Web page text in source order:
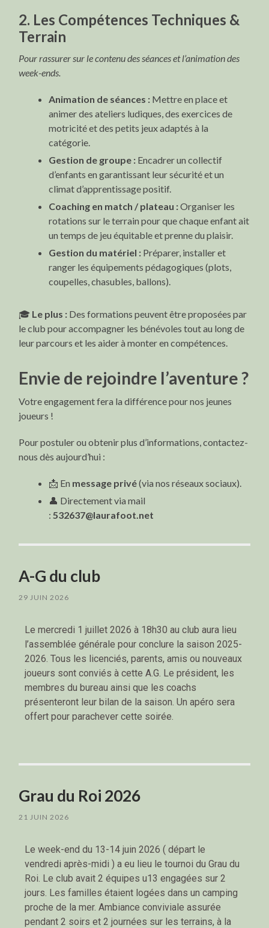
2. Les Compétences Techniques &
Terrain
Pour rassurer sur le contenu des séances et l’animation des
week-ends.
Animation de séances : Mettre en place et
animer des ateliers ludiques, des exercices de
motricité et des petits jeux adaptés à la
catégorie.
Gestion de groupe : Encadrer un collectif
d’enfants en garantissant leur sécurité et un
climat d’apprentissage positif.
Coaching en match / plateau :Organiser les
rotations sur le terrain pour que chaque enfant ait
un temps de jeu équitable et prenne du plaisir.
Gestion du matériel : Préparer, installer et
ranger les équipements pédagogiques (plots,
coupelles, chasubles, ballons).
🎓 Le plus : Des formations peuvent être proposées par
le club pour accompagner les bénévoles tout au long de
leur parcours et les aider à monter en compétences.
Envie de rejoindre l’aventure ?
Votre engagement fera la différence pour nos jeunes
joueurs !
Pour postuler ou obtenir plus d’informations, contactez-
nous dès aujourd’hui :
📩 En message privé(via nos réseaux sociaux).
👤 Directement via mail
: 532637@laurafoot.net
A-G du club
29 JUIN 2026
Le mercredi 1 juillet 2026 à 18h30 au club aura lieu
l’assemblée générale pour conclure la saison 2025-
2026. Tous les licenciés, parents, amis ou nouveaux
joueurs sont conviés à cette A.G. Le président, les
membres du bureau ainsi que les coachs
présenteront leur bilan de la saison. Un apéro sera
offert pour parachever cette soirée.
Grau du Roi 2026
21 JUIN 2026
Le week-end du 13-14 juin 2026 ( départ le
vendredi après-midi ) a eu lieu le tournoi du Grau du
Roi. Le club avait 2 équipes u13 engagées sur 2
jours. Les familles étaient logées dans un camping
proche de la mer. Ambiance conviviale assurée
pendant 2 soirs et 2 journées sur les terrains, à la